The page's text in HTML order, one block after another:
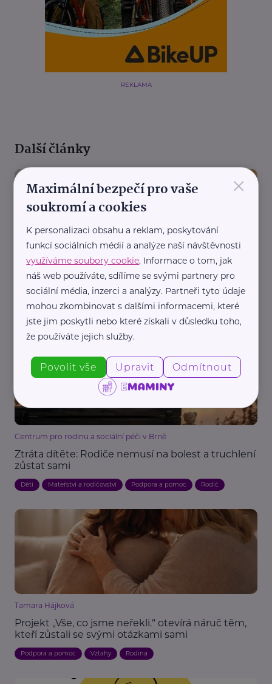
REKLAMA
Další články
Reklama
MEMOARY s.r.o.
Psychologie zármutku
Centrum pro rodinu a sociální péči v Brně
Ztráta dítěte: Rodiče nemusí na bolest a truchlení
zůstat sami
Děti Mateřství a rodičovství Podpora a pomoc Rodič
Tamara Hájková
Projekt „Vše, co jsme neřekli.“ otevírá náruč těm,
kteří zůstali se svými otázkami sami
Podpora a pomoc Vztahy Rodina
×
Maximální bezpečí pro vaše
soukromí a cookies
K personalizaci obsahu a reklam, poskytování
funkcí sociálních médií a analýze naší návštěvnosti
využíváme soubory cookie. Informace o tom, jak
náš web používáte, sdílíme se svými partnery pro
sociální média, inzerci a analýzy. Partneři tyto údaje
mohou zkombinovat s dalšími informacemi, které
jste jim poskytli nebo které získali v důsledku toho,
že používáte jejich služby.
Povolit vše Upravit Odmítnout